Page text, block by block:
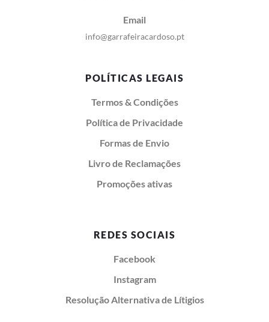
Email
info@garrafeiracardoso.pt
POLÍTICAS LEGAIS
Termos & Condições
Política de Privacidade
Formas de Envio
Livro de Reclamações
Promoções ativas
REDES SOCIAIS
Facebook
Instagram
Resolução Alternativa de Lítigios